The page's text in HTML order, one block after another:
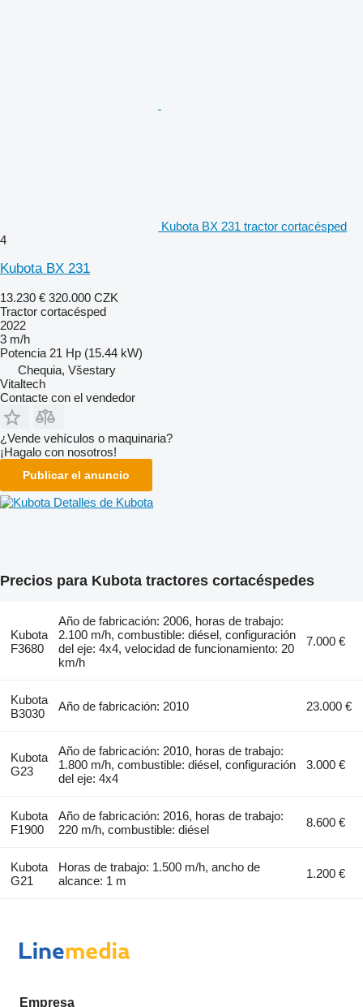
Kubota BX 231 tractor cortacésped
4
Kubota BX 231
13.230 € 320.000 CZK
Tractor cortacésped
2022
3 m/h
Potencia 21 Hp (15.44 kW)
Chequia, Všestary
Vitaltech
Contacte con el vendedor
¿Vende vehículos o maquinaria?
¡Hagalo con nosotros!
Publicar el anuncio
Detalles de Kubota
Precios para Kubota tractores cortacéspedes
Kubota
F3680
Año de fabricación: 2006, horas de trabajo:
2.100 m/h, combustible: diésel, configuración
del eje: 4x4, velocidad de funcionamiento: 20
km/h
7.000 €
Kubota
B3030
Año de fabricación: 2010 23.000 €
Kubota
G23
Año de fabricación: 2010, horas de trabajo:
1.800 m/h, combustible: diésel, configuración
del eje: 4x4
3.000 €
Kubota
F1900
Año de fabricación: 2016, horas de trabajo:
220 m/h, combustible: diésel
8.600 €
Kubota
G21
Horas de trabajo: 1.500 m/h, ancho de
alcance: 1 m
1.200 €
Empresa